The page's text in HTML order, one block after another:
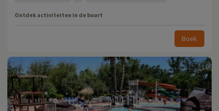
Ontdek activiteiten in de buurt
Boek